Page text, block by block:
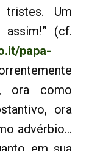
tristes. Um
(cf.
papa-
ora como
ora
advérbio...